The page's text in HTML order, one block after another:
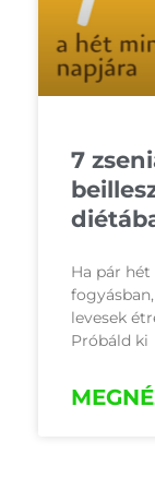
7
Ha pár
levesek
Próbáld ki